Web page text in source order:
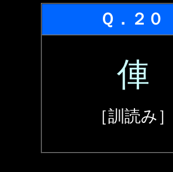
Ｑ．２０
俥
［訓読み］